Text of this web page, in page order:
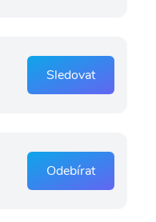
Sledovat
Odebírat